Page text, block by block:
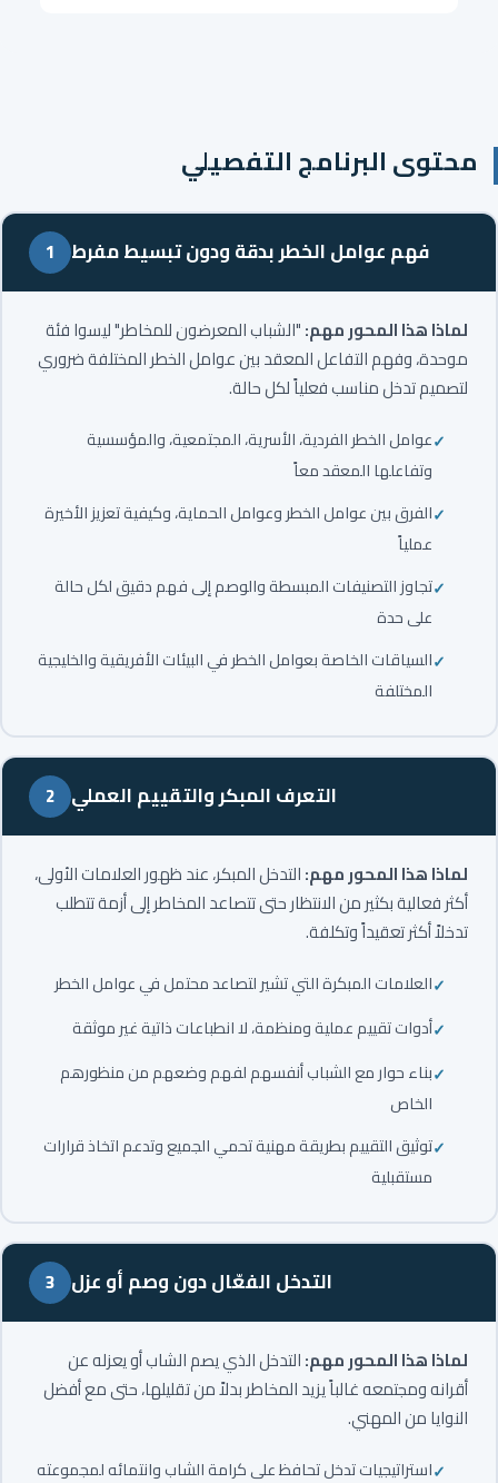
محتوى البرنامج التفصيلي
1 فهم عوامل الخطر بدقة ودون تبسيط مفرط
لماذا هذا المحور مهم:"الشباب المعرضون للمخاطر" ليسوا فئة
موحدة، وفهم التفاعل المعقد بين عوامل الخطر المختلفة ضروري
لتصميم تدخل مناسب فعلياً لكل حالة.
عوامل الخطر الفردية، الأسرية، المجتمعية، والمؤسسية
وتفاعلها المعقد معاً
الفرق بين عوامل الخطر وعوامل الحماية، وكيفية تعزيز الأخيرة
عملياً
تجاوز التصنيفات المبسطة والوصم إلى فهم دقيق لكل حالة
على حدة
السياقات الخاصة بعوامل الخطر في البيئات الأفريقية والخليجية
المختلفة
2 التعرف المبكر والتقييم العملي
لماذا هذا المحور مهم:التدخل المبكر، عند ظهور العلامات الأولى،
أكثر فعالية بكثير من الانتظار حتى تتصاعد المخاطر إلى أزمة تتطلب
تدخلاً أكثر تعقيداً وتكلفة.
العلامات المبكرة التي تشير لتصاعد محتمل في عوامل الخطر
أدوات تقييم عملية ومنظمة، لا انطباعات ذاتية غير موثقة
بناء حوار مع الشباب أنفسهم لفهم وضعهم من منظورهم
الخاص
توثيق التقييم بطريقة مهنية تحمي الجميع وتدعم اتخاذ قرارات
مستقبلية
3 التدخل الفعّال دون وصم أو عزل
لماذا هذا المحور مهم:التدخل الذي يصم الشاب أو يعزله عن
أقرانه ومجتمعه غالباً يزيد المخاطر بدلاً من تقليلها، حتى مع أفضل
النوايا من المهني.
استراتيجيات تدخل تحافظ على كرامة الشاب وانتمائه لمجموعته